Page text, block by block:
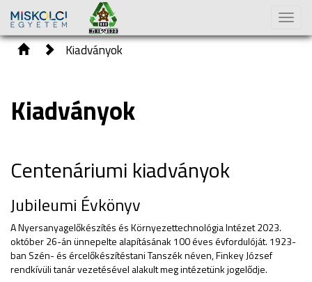
Toggle
Kiadványok
Kiadványok
Centenáriumi kiadványok
Jubileumi Évkönyv
A Nyersanyagelőkészítés és Környezettechnológia Intézet 2023.
október 26-án ünnepelte alapításának 100 éves évfordulóját. 1923-
ban Szén- és ércelőkészítéstani Tanszék néven, Finkey József
rendkívüli tanár vezetésével alakult meg intézetünk jogelődje.